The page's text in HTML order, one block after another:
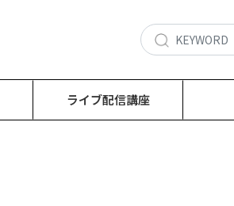
ライブ配信講座